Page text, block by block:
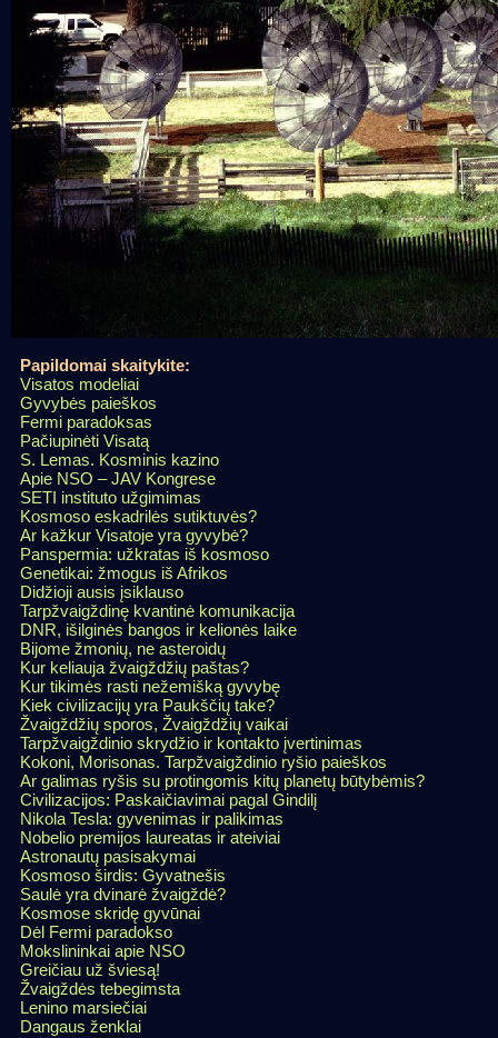
Papildomai skaitykite:
Visatos modeliai
Gyvybės paieškos
Fermi paradoksas
Pačiupinėti Visatą
S. Lemas. Kosminis kazino
Apie NSO – JAV Kongrese
SETI instituto užgimimas
Kosmoso eskadrilės sutiktuvės?
Ar kažkur Visatoje yra gyvybė?
Panspermia: užkratas iš kosmoso
Genetikai: žmogus iš Afrikos
Didžioji ausis įsiklauso
Tarpžvaigždinę kvantinė komunikacija
DNR, išilginės bangos ir kelionės laike
Bijome žmonių, ne asteroidų
Kur keliauja žvaigždžių paštas?
Kur tikimės rasti nežemišką gyvybę
Kiek civilizacijų yra Paukščių take?
Žvaigždžių sporos, Žvaigždžių vaikai
Tarpžvaigždinio skrydžio ir kontakto įvertinimas
Kokoni, Morisonas. Tarpžvaigždinio ryšio paieškos
Ar galimas ryšis su protingomis kitų planetų būtybėmis?
Civilizacijos: Paskaičiavimai pagal Gindilį
Nikola Tesla: gyvenimas ir palikimas
Nobelio premijos laureatas ir ateiviai
Astronautų pasisakymai
Kosmoso širdis: Gyvatnešis
Saulė yra dvinarė žvaigždė?
Kosmose skridę gyvūnai
Dėl Fermi paradokso
Mokslininkai apie NSO
Greičiau už šviesą!
Žvaigždės tebegimsta
Lenino marsiečiai
Dangaus ženklai